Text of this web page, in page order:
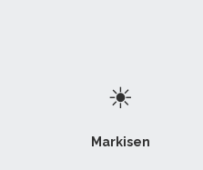
☀
Markisen